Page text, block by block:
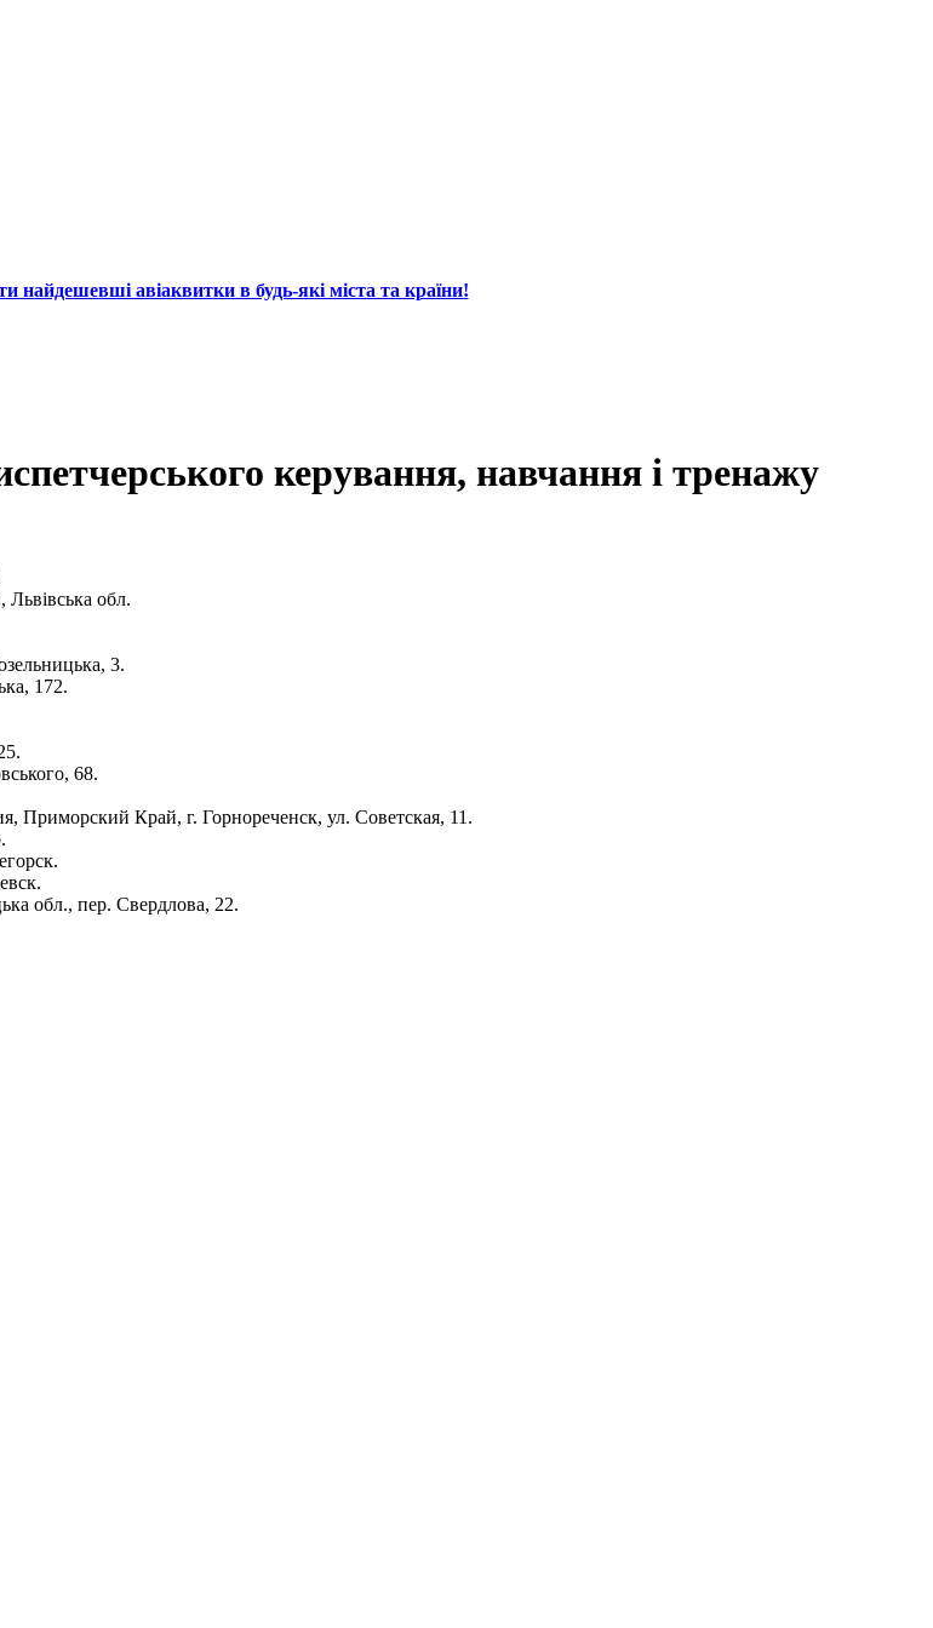
авіаквитки в будь-які міста та країни!
керування, навчання і тре­нажу
обл.
3.
172.
68.
Край, г. Горнореченск, ул. Советская, 11.
обл., пер. Свердлова, 22.